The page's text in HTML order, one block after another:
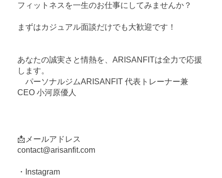
フィットネスを一生のお仕事にしてみませんか？
まずはカジュアル面談だけでも大歓迎です！
あなたの誠実さと情熱を、ARISANFITは全力で応援
します。
パーソナルジムARISANFIT 代表トレーナー兼
CEO 小河原優人
📩メールアドレス
contact@arisanfit.com
・Instagram